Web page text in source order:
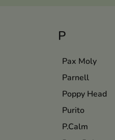
P
Pax Moly
Parnell
Poppy Head
Purito
P.Calm